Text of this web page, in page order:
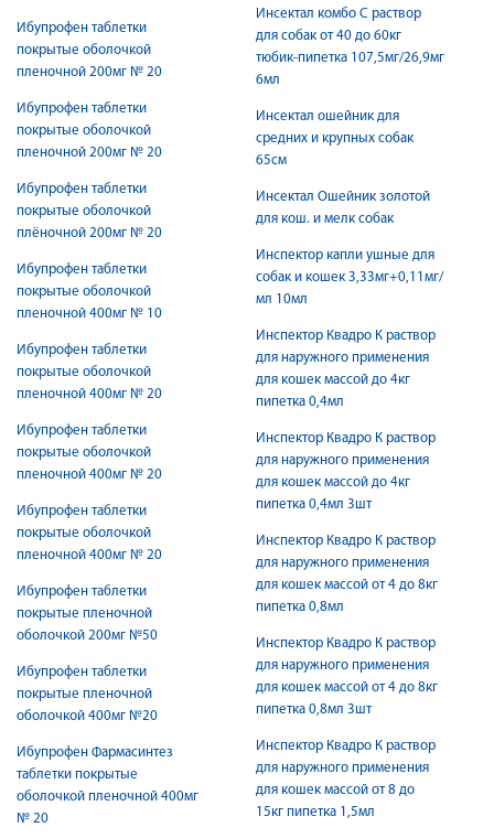
Ибупрофен таблетки
покрытые оболочкой
пленочной 200мг № 20
Ибупрофен таблетки
покрытые оболочкой
пленочной 200мг № 20
Ибупрофен таблетки
покрытые оболочкой
плёночной 200мг № 20
Ибупрофен таблетки
покрытые оболочкой
пленочной 400мг № 10
Ибупрофен таблетки
покрытые оболочкой
пленочной 400мг № 20
Ибупрофен таблетки
покрытые оболочкой
пленочной 400мг № 20
Ибупрофен таблетки
покрытые оболочкой
пленочной 400мг № 20
Ибупрофен таблетки
покрытые пленочной
оболочкой 200мг №50
Ибупрофен таблетки
покрытые пленочной
оболочкой 400мг №20
Ибупрофен Фармасинтез
таблетки покрытые
оболочкой пленочной 400мг
№ 20
Инсектал комбо С раствор
для собак от 40 до 60кг
тюбик-пипетка 107,5мг/26,9мг
6мл
Инсектал ошейник для
средних и крупных собак
65см
Инсектал Ошейник золотой
для кош. и мелк собак
Инспектор капли ушные для
собак и кошек 3,33мг+0,11мг/
мл 10мл
Инспектор Квадро К раствор
для наружного применения
для кошек массой до 4кг
пипетка 0,4мл
Инспектор Квадро К раствор
для наружного применения
для кошек массой до 4кг
пипетка 0,4мл 3шт
Инспектор Квадро К раствор
для наружного применения
для кошек массой от 4 до 8кг
пипетка 0,8мл
Инспектор Квадро К раствор
для наружного применения
для кошек массой от 4 до 8кг
пипетка 0,8мл 3шт
Инспектор Квадро К раствор
для наружного применения
для кошек массой от 8 до
15кг пипетка 1,5мл